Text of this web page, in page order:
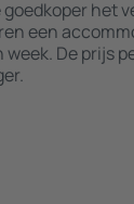
het
een
week. De prijs